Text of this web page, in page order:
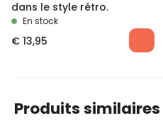
dans le style rétro.
En stock
€ 13,95
Produits similaires